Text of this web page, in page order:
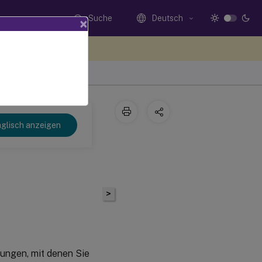
Suche Deutsch
anzeigen
mit denen Sie
>
×